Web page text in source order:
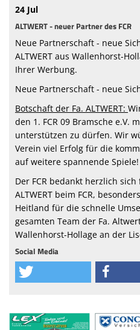
Trainingszeiten
24 Jul
ALTWERT - neuer Partner des FCR
Neue Partnerschaft - neue
ALTWERT aus Wallenhorst-
Ihrer Werbung.
Neue Partnerschaft - neue
Botschaft der Fa. ALTWERT:
den 1. FCR 09 Bramsche e.V.
unterstützen zu dürfen. Wir
Verein viel Erfolg für die
auf weitere spannende Spiele!
Der FCR bedankt herzlich
ALTWERT beim FCR,
Heitland für die schnelle
gesamten Team der Fa.
Wallenhorst-Hollage an der
Social Media